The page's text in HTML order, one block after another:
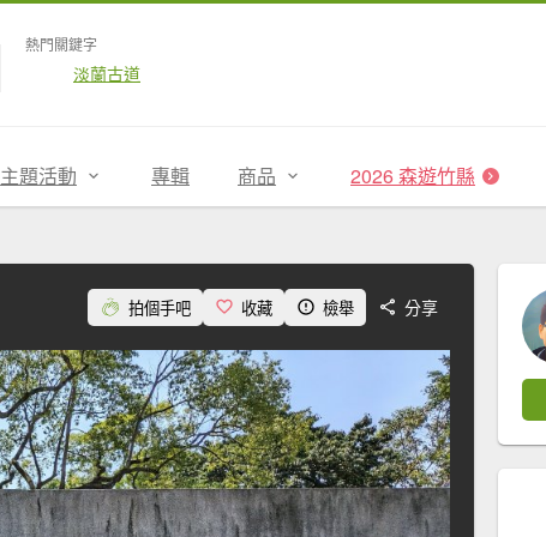
熱門關鍵字
淡蘭古道
主題活動 專輯 商品 2026 森遊竹縣
拍個手吧 收藏 檢舉 分享